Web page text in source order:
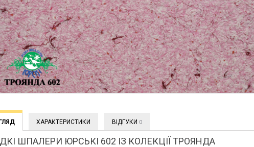
ХАРАКТЕРИСТИКИ ВІДГУКИ 0
ШПАЛЕРИ ЮРСЬКІ 602 ІЗ КОЛЕКЦІЇ ТРОЯНДА